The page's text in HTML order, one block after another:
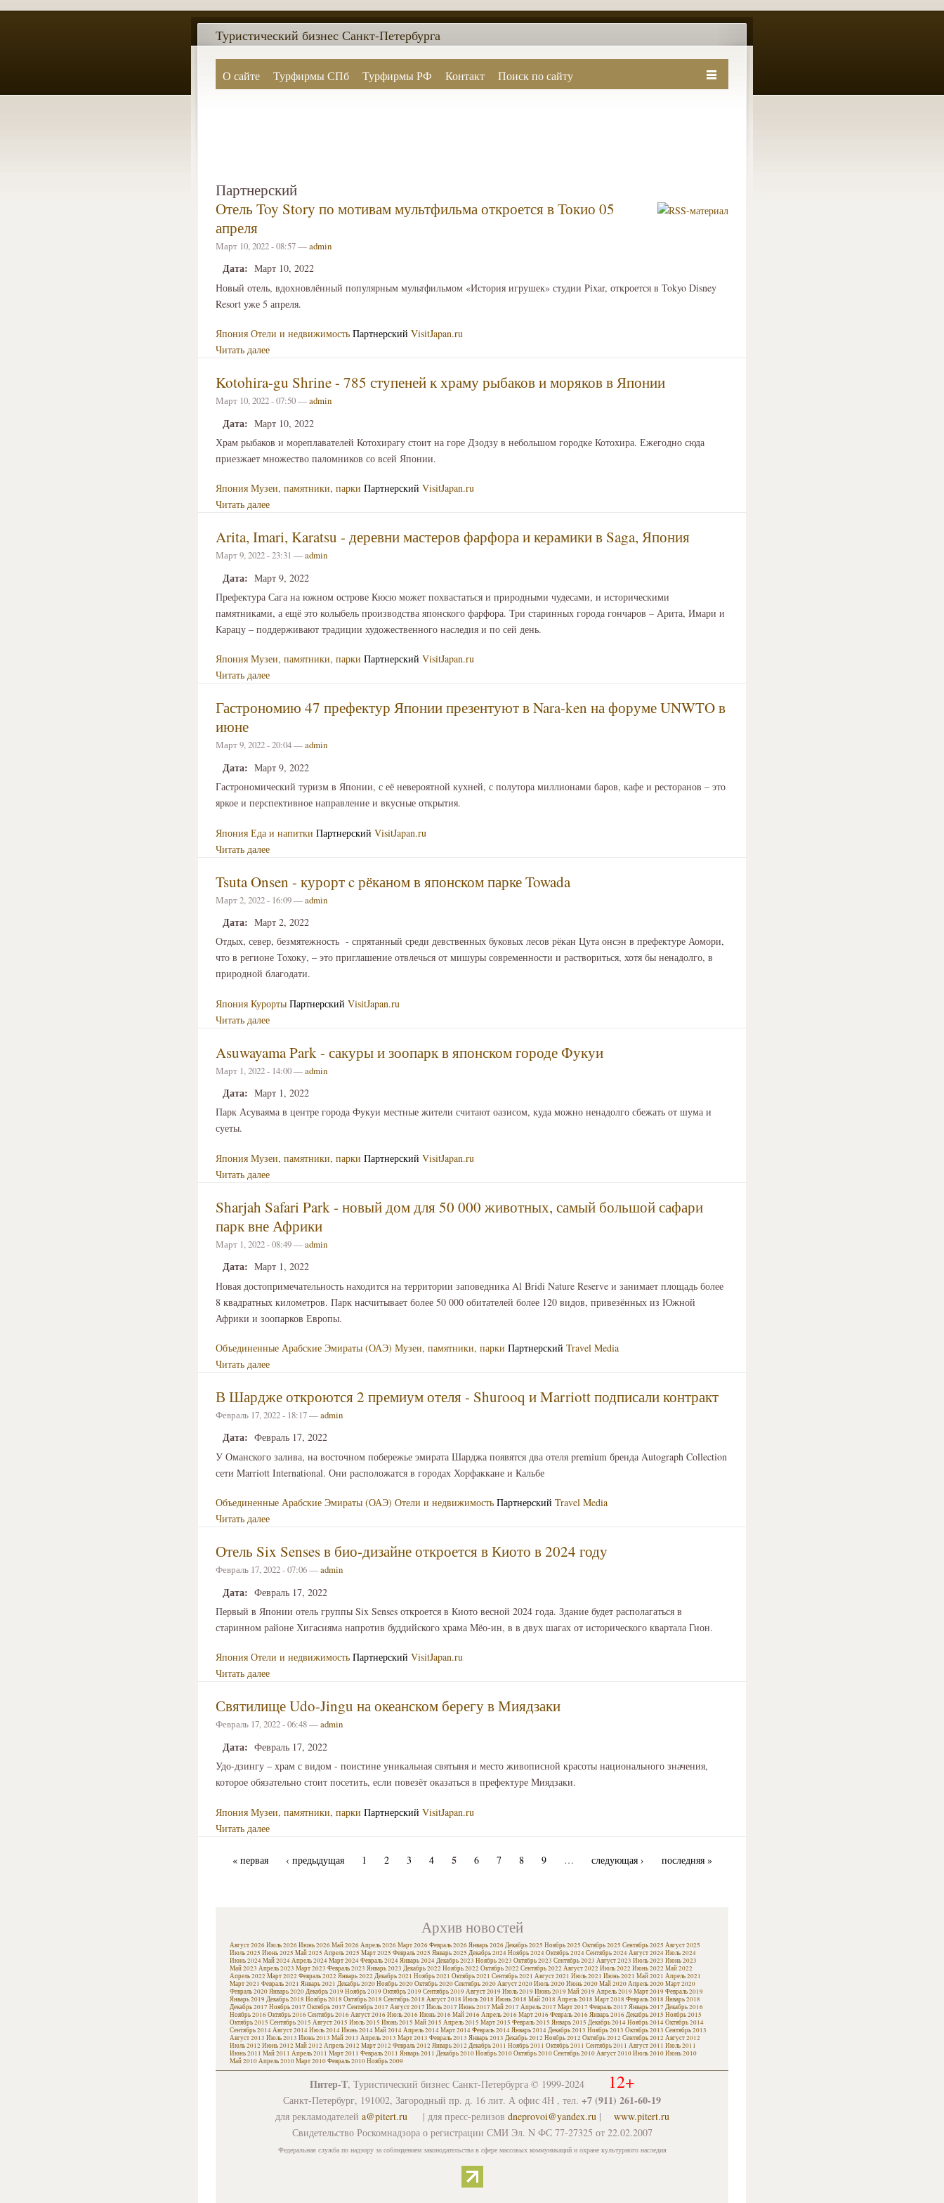
О сайте Турфирмы СПб Турфирмы РФ Контакт Поиск по сайту
Туристический бизнес Санкт-Петербурга
Партнерский
Отель Toy Story по мотивам мультфильма откроется в Токио 05
апреля
Март 10, 2022 - 08:57 —admin
Дата: Март 10, 2022
Новый отель, вдохновлённый популярным мультфильмом «История игрушек» студии Pixar, откроется в Tokyo Disney
Resort уже 5 апреля.
Япония Отели и недвижимость Партнерский VisitJapan.ru
Читать далее
Kotohira-gu Shrine - 785 ступеней к храму рыбаков и моряков в Японии
Март 10, 2022 - 07:50 —admin
Дата: Март 10, 2022
Храм рыбаков и мореплавателей Котохирагу стоит на горе Дзодзу в небольшом городке Котохира. Ежегодно сюда
приезжает множество паломников со всей Японии.
Япония Музеи, памятники, парки Партнерский VisitJapan.ru
Читать далее
Arita, Imari, Karatsu - деревни мастеров фарфора и керамики в Saga, Япония
Март 9, 2022 - 23:31 —admin
Дата: Март 9, 2022
Префектура Сага на южном острове Кюсю может похвастаться и природными чудесами, и историческими
памятниками, а ещё это колыбель производства японского фарфора. Три старинных города гончаров – Арита, Имари и
Карацу – поддерживают традиции художественного наследия и по сей день.
Япония Музеи, памятники, парки Партнерский VisitJapan.ru
Читать далее
Гастрономию 47 префектур Японии презентуют в Nara-ken на форуме UNWTO в
июне
Март 9, 2022 - 20:04 —admin
Дата: Март 9, 2022
Гастрономический туризм в Японии, с её невероятной кухней, с полутора миллионами баров, кафе и ресторанов – это
яркое и перспективное направление и вкусные открытия.
Япония Еда и напитки Партнерский VisitJapan.ru
Читать далее
Tsuta Onsen - курорт c рёканом в японском парке Towada
Март 2, 2022 - 16:09 —admin
Дата: Март 2, 2022
Отдых, север, безмятежность - спрятанный среди девственных буковых лесов рёкан Цута онсэн в префектуре Аомори,
что в регионе Тохоку, – это приглашение отвлечься от мишуры современности и раствориться, хотя бы ненадолго, в
природной благодати.
Япония Курорты Партнерский VisitJapan.ru
Читать далее
Asuwayama Park - сакуры и зоопарк в японском городе Фукуи
Март 1, 2022 - 14:00 —admin
Дата: Март 1, 2022
Парк Асуваяма в центре города Фукуи местные жители считают оазисом, куда можно ненадолго сбежать от шума и
суеты.
Япония Музеи, памятники, парки Партнерский VisitJapan.ru
Читать далее
Sharjah Safari Park - новый дом для 50 000 животных, самый большой сафари
парк вне Африки
Март 1, 2022 - 08:49 —admin
Дата: Март 1, 2022
Новая достопримечательность находится на территории заповедника Al Bridi Nature Reserve и занимает площадь более
8 квадратных километров. Парк насчитывает более 50 000 обитателей более 120 видов, привезённых из Южной
Африки и зоопарков Европы.
Объединенные Арабские Эмираты (ОАЭ) Музеи, памятники, парки Партнерский Travel Media
Читать далее
В Шардже откроются 2 премиум отеля - Shurooq и Marriott подписали контракт
Февраль 17, 2022 - 18:17 —admin
Дата: Февраль 17, 2022
У Оманского залива, на восточном побережье эмирата Шарджа появятся два отеля premium бренда Autograph Collection
сети Marriott International. Они расположатся в городах Хорфаккане и Кальбе
Объединенные Арабские Эмираты (ОАЭ) Отели и недвижимость Партнерский Travel Media
Читать далее
Отель Six Senses в био-дизайне откроется в Киото в 2024 году
Февраль 17, 2022 - 07:06 —admin
Дата: Февраль 17, 2022
Первый в Японии отель группы Six Senses откроется в Киото весной 2024 года. Здание будет располагаться в
старинном районе Хигасияма напротив буддийского храма Мёо-ин, в в двух шагах от исторического квартала Гион.
Япония Отели и недвижимость Партнерский VisitJapan.ru
Читать далее
Святилище Udo-Jingu на океанском берегу в Миядзаки
Февраль 17, 2022 - 06:48 —admin
Дата: Февраль 17, 2022
Удо-дзингу – храм с видом - поистине уникальная святыня и место живописной красоты национального значения,
которое обязательно стоит посетить, если повезёт оказаться в префектуре Миядзаки.
Япония Музеи, памятники, парки Партнерский VisitJapan.ru
Читать далее
« первая ‹ предыдущая 1 2 3 4 5 6 7 8 9 … следующая › последняя »
Архив новостей
Август 2026 Июль 2026 Июнь 2026 Май 2026 Апрель 2026 Март 2026 Февраль 2026 Январь 2026 Декабрь 2025 Ноябрь 2025 Октябрь 2025 Сентябрь 2025 Август 2025
Июль 2025 Июнь 2025 Май 2025 Апрель 2025 Март 2025 Февраль 2025 Январь 2025 Декабрь 2024Ноябрь 2024Октябрь 2024Сентябрь 2024Август 2024Июль 2024
Июнь 2024Май 2024Апрель 2024Март 2024Февраль 2024Январь 2024Декабрь 2023 Ноябрь 2023 Октябрь 2023 Сентябрь 2023 Август 2023 Июль 2023 Июнь 2023
Май 2023 Апрель 2023 Март 2023 Февраль 2023 Январь 2023 Декабрь 2022 Ноябрь 2022 Октябрь 2022 Сентябрь 2022 Август 2022 Июль 2022 Июнь 2022 Май 2022
Апрель 2022 Март 2022 Февраль 2022 Январь 2022 Декабрь 2021 Ноябрь 2021 Октябрь 2021 Сентябрь 2021 Август 2021 Июль 2021 Июнь 2021 Май 2021 Апрель 2021
Март 2021 Февраль 2021 Январь 2021 Декабрь 2020Ноябрь 2020Октябрь 2020Сентябрь 2020Август 2020Июль 2020Июнь 2020Май 2020Апрель 2020Март 2020
Февраль 2020Январь 2020Декабрь 2019 Ноябрь 2019 Октябрь 2019 Сентябрь 2019 Август 2019 Июль 2019 Июнь 2019 Май 2019 Апрель 2019 Март 2019 Февраль 2019
Январь 2019 Декабрь 2018 Ноябрь 2018 Октябрь 2018 Сентябрь 2018 Август 2018 Июль 2018 Июнь 2018 Май 2018 Апрель 2018 Март 2018 Февраль 2018 Январь 2018
Декабрь 2017 Ноябрь 2017 Октябрь 2017 Сентябрь 2017 Август 2017 Июль 2017 Июнь 2017 Май 2017 Апрель 2017 Март 2017 Февраль 2017 Январь 2017 Декабрь 2016
Ноябрь 2016 Октябрь 2016 Сентябрь 2016 Август 2016 Июль 2016 Июнь 2016 Май 2016 Апрель 2016 Март 2016 Февраль 2016 Январь 2016 Декабрь 2015 Ноябрь 2015
Октябрь 2015 Сентябрь 2015 Август 2015 Июль 2015 Июнь 2015 Май 2015 Апрель 2015 Март 2015 Февраль 2015 Январь 2015 Декабрь 2014Ноябрь 2014Октябрь 2014
Сентябрь 2014Август 2014Июль 2014Июнь 2014Май 2014Апрель 2014Март 2014Февраль 2014Январь 2014Декабрь 2013 Ноябрь 2013 Октябрь 2013 Сентябрь 2013
Август 2013 Июль 2013 Июнь 2013 Май 2013 Апрель 2013 Март 2013 Февраль 2013 Январь 2013 Декабрь 2012 Ноябрь 2012 Октябрь 2012 Сентябрь 2012 Август 2012
Июль 2012 Июнь 2012 Май 2012 Апрель 2012 Март 2012 Февраль 2012 Январь 2012 Декабрь 2011 Ноябрь 2011 Октябрь 2011 Сентябрь 2011 Август 2011 Июль 2011
Июнь 2011 Май 2011 Апрель 2011 Март 2011 Февраль 2011 Январь 2011 Декабрь 2010Ноябрь 2010Октябрь 2010Сентябрь 2010Август 2010Июль 2010Июнь 2010
Май 2010Апрель 2010Март 2010Февраль 2010Ноябрь 2009
Питер-Т, Туристический бизнес Санкт-Петербурга © 1999-2024 12+
Санкт-Петербург, 191002, Загородный пр. д. 16 лит. А офис 4Н , тел. +7 (911) 261-60-19
для рекламодателей a@pitert.ru | для пресс-релизов dneprovoi@yandex.ru | www.pitert.ru
Свидетельство Роскомнадзора о регистрации СМИ Эл. N ФС 77-27325 от 22.02.2007
Федеральная служба по надзору за соблюдением законодательства в сфере массовых коммуникаций и охране культурного наследия